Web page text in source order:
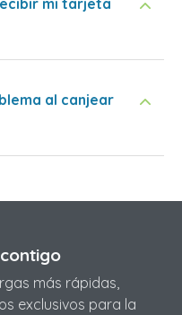
al canjear
más rápidas,
exclusivos para la